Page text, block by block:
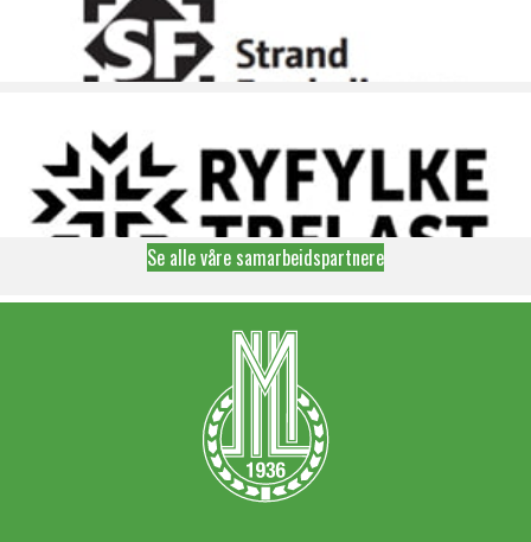
Se alle våre samarbeidspartnere